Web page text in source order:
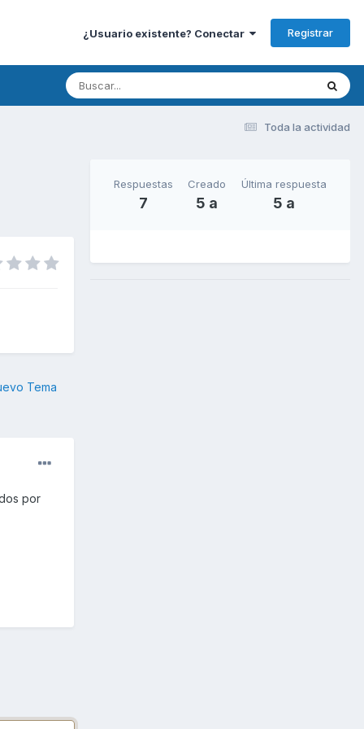
¿Usuario existente? Conectar Registrar
Toda la actividad
Tema
por
Respuestas
7
Creado
5 a
Última respuesta
5 a